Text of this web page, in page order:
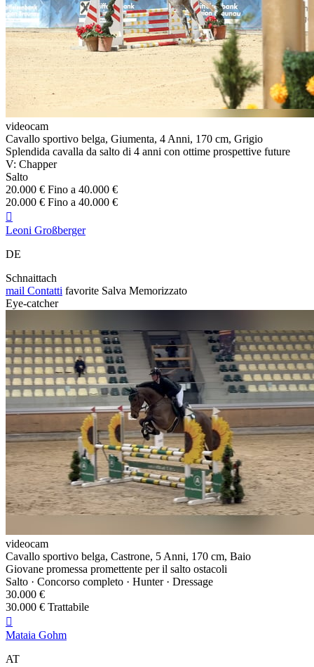
videocam
Cavallo sportivo belga, Giumenta, 4 Anni, 170 cm, Grigio
Splendida cavalla da salto di 4 anni con ottime prospettive future
V: Chapper
Salto
20.000 € Fino a 40.000 €
20.000 € Fino a 40.000 €

Leoni Großberger
DE
Schnaittach
mail Contatti favorite Salva Memorizzato
Eye-catcher
videocam
Cavallo sportivo belga, Castrone, 5 Anni, 170 cm, Baio
Giovane promessa promettente per il salto ostacoli
Salto · Concorso completo · Hunter · Dressage
30.000 €
30.000 € Trattabile

Mataia Gohm
AT